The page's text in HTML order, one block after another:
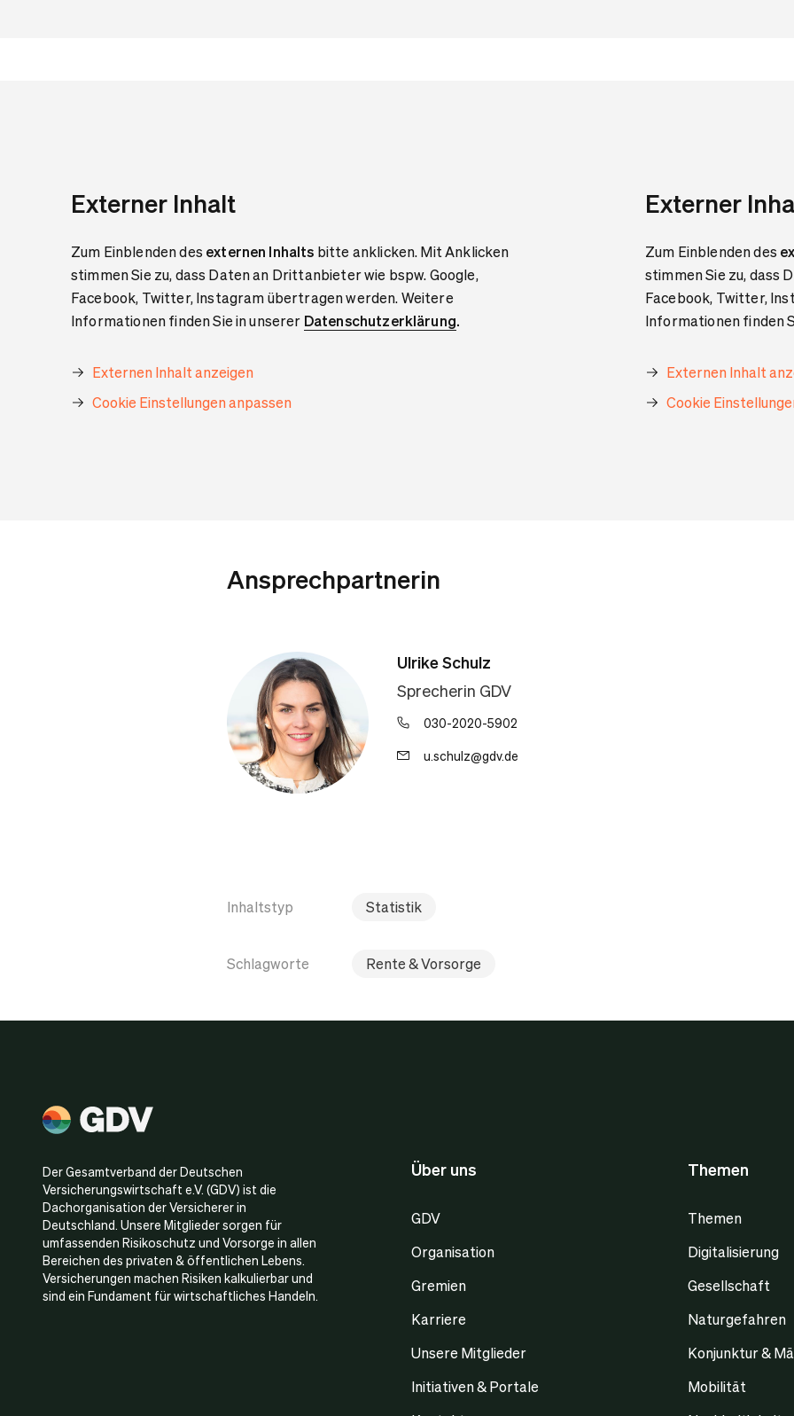
Externer Inhalt
Zum Einblenden des externen Inhalts bitte anklicken. Mit Anklicken
stimmen Sie zu, dass Daten an Drittanbieter wie bspw. Google,
Facebook, Twitter, Instagram übertragen werden. Weitere
Informationen finden Sie in unserer Datenschutzerklärung.
Externen Inhalt anzeigen
Cookie Einstellungen anpassen
Externer
Zum Einblenden des
stimmen Sie zu, dass
Facebook, Twitter,
Informationen finden
Externen Inhalt
Cookie
Ansprechpartnerin
Ulrike Schulz
Sprecherin GDV
030-2020-5902
u.schulz@gdv.de
Inhaltstyp Statistik
Schlagworte Rente & Vorsorge
Der Gesamtverband der Deutschen
Versicherungswirtschaft e.V. (GDV) ist die
Dachorganisation der Versicherer in
Deutschland. Unsere Mitglieder sorgen für
umfassenden Risikoschutz und Vorsorge in allen
Bereichen des privaten & öffentlichen Lebens.
Versicherungen machen Risiken kalkulierbar und
sind ein Fundament für wirtschaftliches Handeln.
Über uns
GDV
Organisation
Gremien
Karriere
Unsere Mitglieder
Initiativen & Portale
Themen
Themen
Digitalisierung
Gesellschaft
Naturgefahren
Konjunktur &
Mobilität